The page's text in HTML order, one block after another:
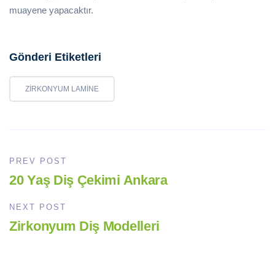
muayene yapacaktır.
Gönderi Etiketleri
ZIRKONYUM LAMINE
PREV POST
20 Yaş Diş Çekimi Ankara
NEXT POST
Zirkonyum Diş Modelleri